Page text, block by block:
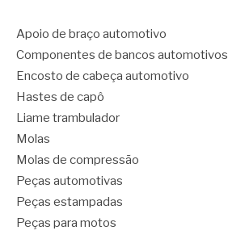
Apoio de braço automotivo
Componentes de bancos automotivos
Encosto de cabeça automotivo
Hastes de capô
Liame trambulador
Molas
Molas de compressão
Peças automotivas
Peças estampadas
Peças para motos